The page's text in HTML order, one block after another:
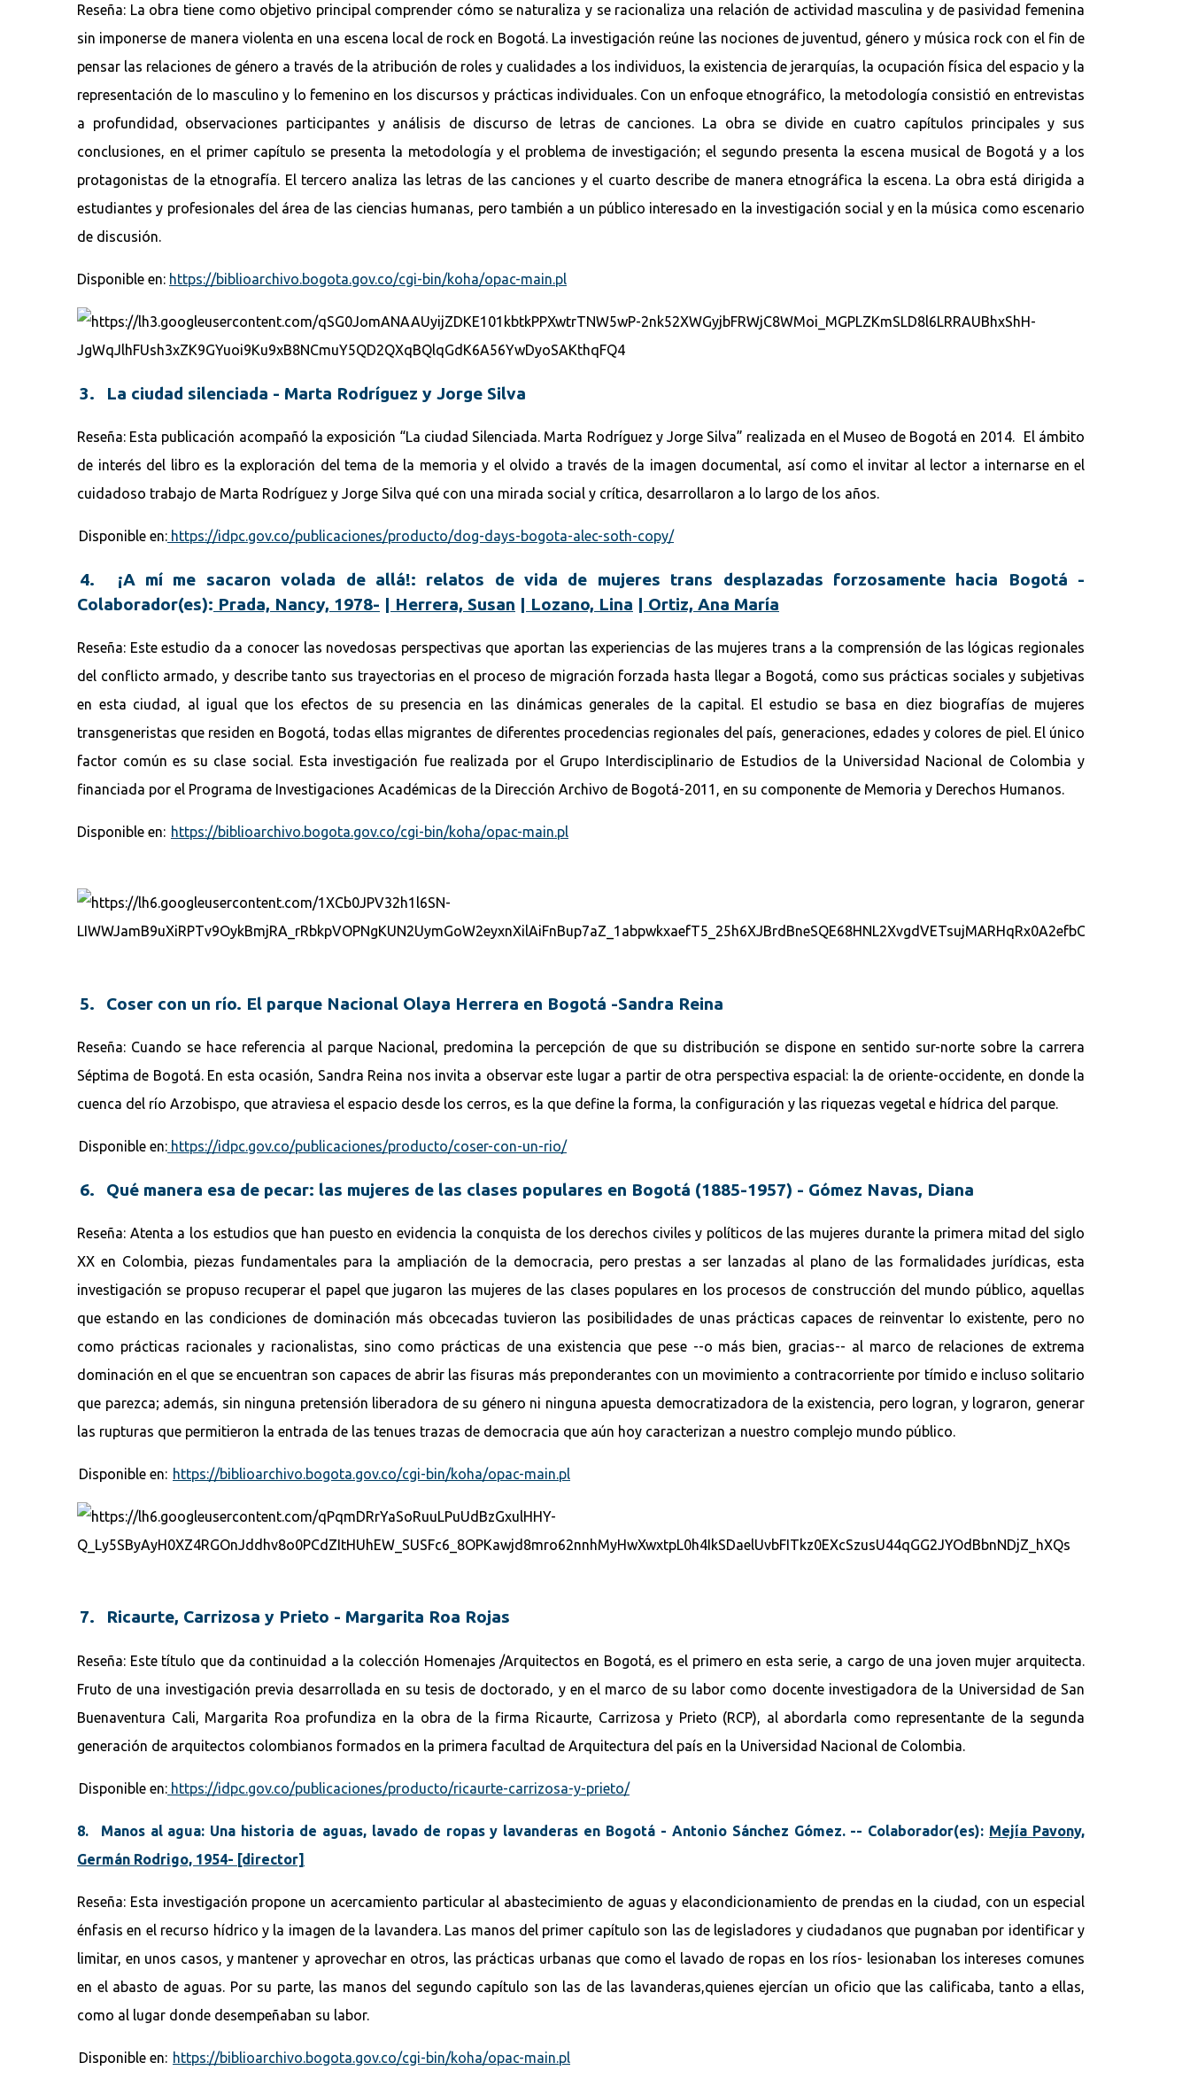
Reseña: La obra tiene como objetivo principal comprender cómo se naturaliza y se racionaliza una relación de actividad masculina y de pasividad femenina
sin imponerse de manera violenta en una escena local de rock en Bogotá. La investigación reúne las nociones de juventud, género y música rock con el fin de
pensar las relaciones de género a través de la atribución de roles y cualidades a los individuos, la existencia de jerarquías, la ocupación física del espacio y la
representación de lo masculino y lo femenino en los discursos y prácticas individuales. Con un enfoque etnográfico, la metodología consistió en entrevistas
a profundidad, observaciones participantes y análisis de discurso de letras de canciones. La obra se divide en cuatro capítulos principales y sus
conclusiones, en el primer capítulo se presenta la metodología y el problema de investigación; el segundo presenta la escena musical de Bogotá y a los
protagonistas de la etnografía. El tercero analiza las letras de las canciones y el cuarto describe de manera etnográfica la escena. La obra está dirigida a
estudiantes y profesionales del área de las ciencias humanas, pero también a un público interesado en la investigación social y en la música como escenario
de discusión.
Disponible en: https://biblioarchivo.bogota.gov.co/cgi-bin/koha/opac-main.pl
3. La ciudad silenciada - Marta Rodríguez y Jorge Silva
Reseña: Esta publicación acompañó la exposición “La ciudad Silenciada. Marta Rodríguez y Jorge Silva” realizada en el Museo de Bogotá en 2014. El ámbito
de interés del libro es la exploración del tema de la memoria y el olvido a través de la imagen documental, así como el invitar al lector a internarse en el
cuidadoso trabajo de Marta Rodríguez y Jorge Silva qué con una mirada social y crítica, desarrollaron a lo largo de los años.
Disponible en: https://idpc.gov.co/publicaciones/producto/dog-days-bogota-alec-soth-copy/
4. ¡A mí me sacaron volada de allá!: relatos de vida de mujeres trans desplazadas forzosamente hacia Bogotá -
Colaborador(es): Prada, Nancy, 1978- | Herrera, Susan | Lozano, Lina | Ortiz, Ana María
Reseña: Este estudio da a conocer las novedosas perspectivas que aportan las experiencias de las mujeres trans a la comprensión de las lógicas regionales
del conflicto armado, y describe tanto sus trayectorias en el proceso de migración forzada hasta llegar a Bogotá, como sus prácticas sociales y subjetivas
en esta ciudad, al igual que los efectos de su presencia en las dinámicas generales de la capital. El estudio se basa en diez biografías de mujeres
transgeneristas que residen en Bogotá, todas ellas migrantes de diferentes procedencias regionales del país, generaciones, edades y colores de piel. El único
factor común es su clase social. Esta investigación fue realizada por el Grupo Interdisciplinario de Estudios de la Universidad Nacional de Colombia y
financiada por el Programa de Investigaciones Académicas de la Dirección Archivo de Bogotá-2011, en su componente de Memoria y Derechos Humanos.
Disponible en: https://biblioarchivo.bogota.gov.co/cgi-bin/koha/opac-main.pl
5. Coser con un río. El parque Nacional Olaya Herrera en Bogotá -Sandra Reina
Reseña: Cuando se hace referencia al parque Nacional, predomina la percepción de que su distribución se dispone en sentido sur-norte sobre la carrera
Séptima de Bogotá. En esta ocasión, Sandra Reina nos invita a observar este lugar a partir de otra perspectiva espacial: la de oriente-occidente, en donde la
cuenca del río Arzobispo, que atraviesa el espacio desde los cerros, es la que define la forma, la configuración y las riquezas vegetal e hídrica del parque.
Disponible en: https://idpc.gov.co/publicaciones/producto/coser-con-un-rio/
6. Qué manera esa de pecar: las mujeres de las clases populares en Bogotá (1885-1957) - Gómez Navas, Diana
Reseña: Atenta a los estudios que han puesto en evidencia la conquista de los derechos civiles y políticos de las mujeres durante la primera mitad del siglo
XX en Colombia, piezas fundamentales para la ampliación de la democracia, pero prestas a ser lanzadas al plano de las formalidades jurídicas, esta
investigación se propuso recuperar el papel que jugaron las mujeres de las clases populares en los procesos de construcción del mundo público, aquellas
que estando en las condiciones de dominación más obcecadas tuvieron las posibilidades de unas prácticas capaces de reinventar lo existente, pero no
como prácticas racionales y racionalistas, sino como prácticas de una existencia que pese --o más bien, gracias-- al marco de relaciones de extrema
dominación en el que se encuentran son capaces de abrir las fisuras más preponderantes con un movimiento a contracorriente por tímido e incluso solitario
que parezca; además, sin ninguna pretensión liberadora de su género ni ninguna apuesta democratizadora de la existencia, pero logran, y lograron, generar
las rupturas que permitieron la entrada de las tenues trazas de democracia que aún hoy caracterizan a nuestro complejo mundo público.
Disponible en: https://biblioarchivo.bogota.gov.co/cgi-bin/koha/opac-main.pl
7. Ricaurte, Carrizosa y Prieto - Margarita Roa Rojas
Reseña: Este título que da continuidad a la colección Homenajes /Arquitectos en Bogotá, es el primero en esta serie, a cargo de una joven mujer arquitecta.
Fruto de una investigación previa desarrollada en su tesis de doctorado, y en el marco de su labor como docente investigadora de la Universidad de San
Buenaventura Cali, Margarita Roa profundiza en la obra de la firma Ricaurte, Carrizosa y Prieto (RCP), al abordarla como representante de la segunda
generación de arquitectos colombianos formados en la primera facultad de Arquitectura del país en la Universidad Nacional de Colombia.
Disponible en: https://idpc.gov.co/publicaciones/producto/ricaurte-carrizosa-y-prieto/
8. Manos al agua: Una historia de aguas, lavado de ropas y lavanderas en Bogotá - Antonio Sánchez Gómez. -- Colaborador(es): Mejía Pavony,
Germán Rodrigo, 1954- [director]
Reseña: Esta investigación propone un acercamiento particular al abastecimiento de aguas y elacondicionamiento de prendas en la ciudad, con un especial
énfasis en el recurso hídrico y la imagen de la lavandera. Las manos del primer capítulo son las de legisladores y ciudadanos que pugnaban por identificar y
limitar, en unos casos, y mantener y aprovechar en otros, las prácticas urbanas que como el lavado de ropas en los ríos- lesionaban los intereses comunes
en el abasto de aguas. Por su parte, las manos del segundo capítulo son las de las lavanderas,quienes ejercían un oficio que las calificaba, tanto a ellas,
como al lugar donde desempeñaban su labor.
Disponible en: https://biblioarchivo.bogota.gov.co/cgi-bin/koha/opac-main.pl